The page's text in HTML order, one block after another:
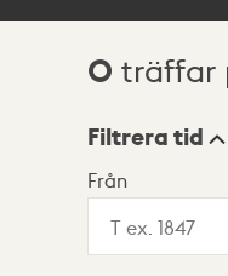
0 träffar
Visningsläge
Filtrera tid
Från